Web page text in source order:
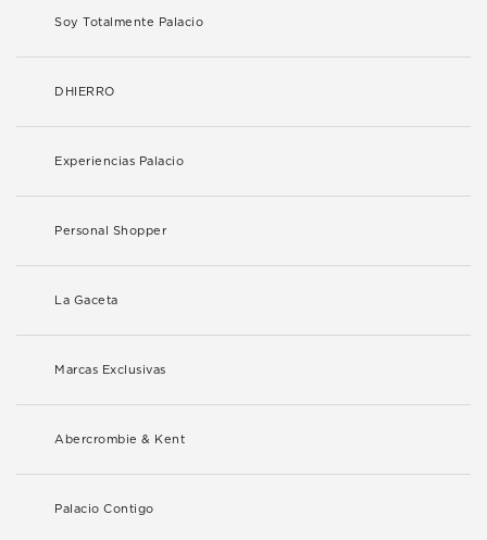
Soy Totalmente Palacio
DHIERRO
Experiencias Palacio
Personal Shopper
La Gaceta
Marcas Exclusivas
Abercrombie & Kent
Palacio Contigo